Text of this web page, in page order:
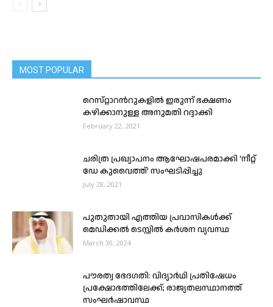
MOST POPULAR
റെസ്​റ്റാറൻറുകളിൽ ഇരുന്ന് ഭക്ഷണം
കഴിക്കാനുള്ള അനുമതി റദ്ദാക്കി
February 22, 2021
ചരിത്ര പ്രഖ്യാപനം ആഘോഷപരമാക്കി ‘നീറ്റ്
ഡേ കുവൈത്ത്’ സംഘടിപ്പിച്ചു
July 28, 2021
പുതുതായി എത്തിയ പ്രവാസികൾക്ക്
മെഡിക്കൽ ടെസ്റ്റിൽ കർശന വ്യവസ്ഥ
March 30, 2024
പൗരത്വ ഭേദഗതി: വിദ്യാർഥി പ്രതിഷേധം
പ്രക്ഷോഭത്തിലേക്ക്; രാജ്യതലസ്ഥാനത്ത്
സംഘര്‍ഷാവസ്ഥ